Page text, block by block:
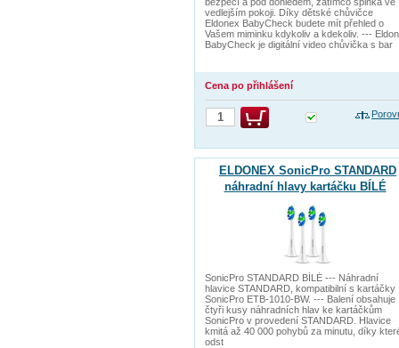
vedlejším pokoji. Díky dětské chůvičce
Eldonex BabyCheck budete mít přehled o
Vašem miminku kdykoliv a kdekoliv. ---
BabyCheck je digitální video chůvička s bar
Cena po přihlášení
ELDONEX SonicPro STANDARD
náhradní hlavy kartáčku BÍLÉ
SonicPro STANDARD BÍLÉ --- Náhradní
hlavice STANDARD, kompatibilní s kartáčky
SonicPro ETB-1010-BW. --- Balení obsahuje
čtyři kusy náhradních hlav ke kartáčkům
SonicPro v provedení STANDARD. Hlavice
kmitá až 40 000 pohybů za minutu, díky
odst